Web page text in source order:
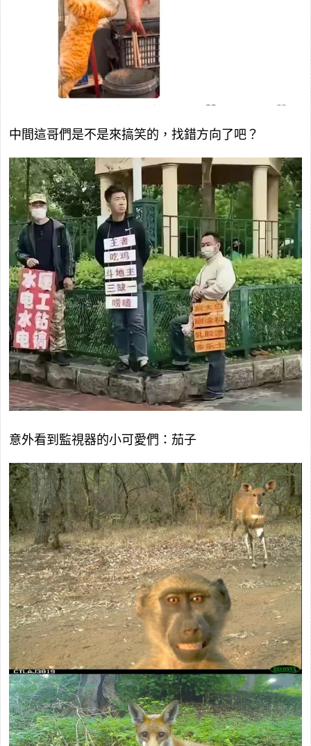
中間這哥們是不是來搞笑的，找錯方向了吧？
意外看到監視器的小可愛們：茄子